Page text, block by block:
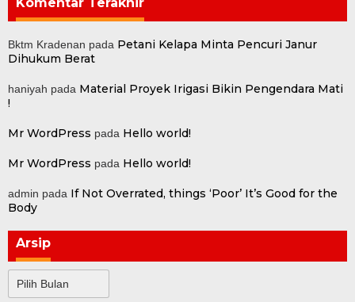
Komentar Terakhir
Bktm Kradenan pada Petani Kelapa Minta Pencuri Janur
Dihukum Berat
haniyah pada Material Proyek Irigasi Bikin Pengendara Mati
!
Mr WordPress pada Hello world!
Mr WordPress pada Hello world!
admin pada If Not Overrated, things ‘Poor’ It’s Good for the
Body
Arsip